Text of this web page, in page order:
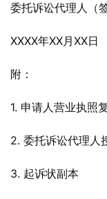
委托诉讼代理人（
XXXX年XX月XX日
附：
1. 申请人营业执照
2. 委托诉讼代理人
3. 起诉状副本